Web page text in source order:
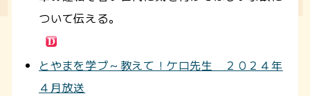
ついて伝える。
とやまを学ブ～教えて！ケロ先生 ２０２４年
４月放送